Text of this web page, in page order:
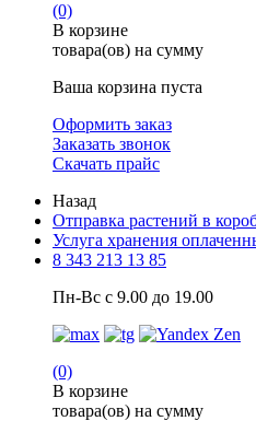
(0)
В корзине
товара(ов) на сумму
Ваша корзина пуста
Оформить заказ
Заказать звонок
Скачать прайс
Назад
Отправка растений в
Услуга хранения
8 343 213 13 85
Пн-Вс с 9.00 до 19.00
(0)
В корзине
товара(ов) на сумму